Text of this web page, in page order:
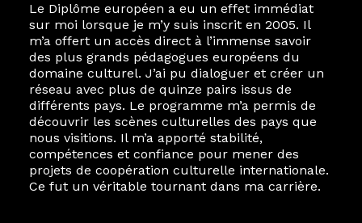
Le Diplôme européen a eu un effet immédiat
sur moi lorsque je m’y suis inscrit en 2005. Il
m’a offert un accès direct à l’immense savoir
des plus grands pédagogues européens du
domaine culturel. J’ai pu dialoguer et créer un
réseau avec plus de quinze pairs issus de
différents pays. Le programme m’a permis de
découvrir les scènes culturelles des pays que
nous visitions. Il m’a apporté stabilité,
compétences et confiance pour mener des
projets de coopération culturelle internationale.
Ce fut un véritable tournant dans ma carrière.